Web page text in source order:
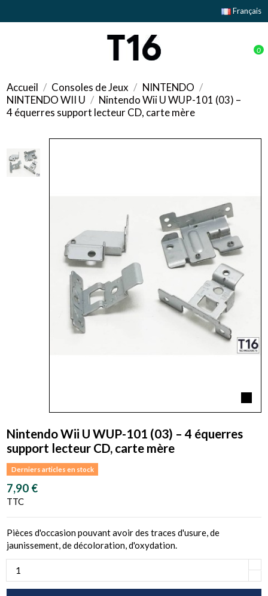
Français
0
Accueil Consoles de Jeux
NINTENDO
NINTENDO WII U
Nintendo Wii U WUP-101 (03) –
4 équerres support lecteur CD, carte mère
Nintendo Wii U WUP-101 (03) – 4 équerres
support lecteur CD, carte mère
Derniers articles en stock
7,90 €
TTC
Pièces d'occasion pouvant avoir des traces d'usure, de
jaunissement, de décoloration, d'oxydation.